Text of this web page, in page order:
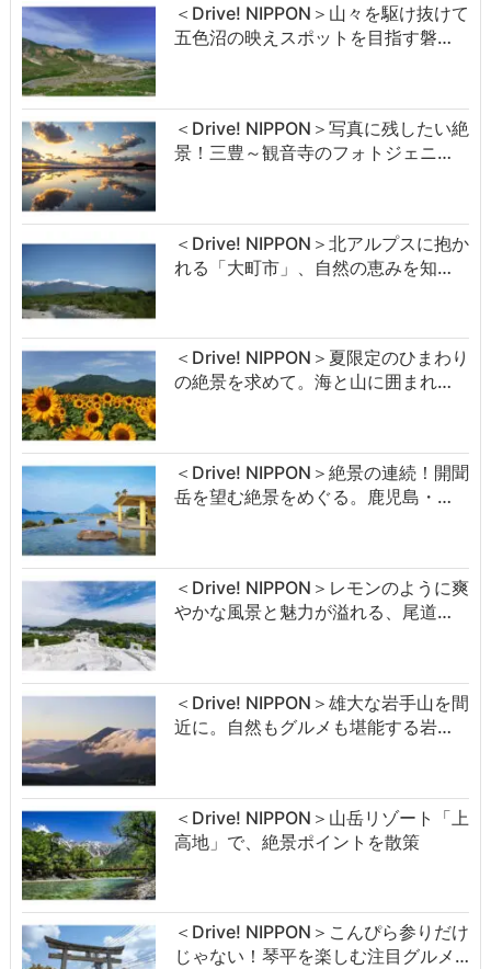
＜Drive! NIPPON＞山々を駆け抜けて
五色沼の映えスポットを目指す磐…
＜Drive! NIPPON＞写真に残したい絶
景！三豊～観音寺のフォトジェニ…
＜Drive! NIPPON＞北アルプスに抱か
れる「大町市」、自然の恵みを知…
＜Drive! NIPPON＞夏限定のひまわり
の絶景を求めて。海と山に囲まれ…
＜Drive! NIPPON＞絶景の連続！開聞
岳を望む絶景をめぐる。鹿児島・…
＜Drive! NIPPON＞レモンのように爽
やかな風景と魅力が溢れる、尾道…
＜Drive! NIPPON＞雄大な岩手山を間
近に。自然もグルメも堪能する岩…
＜Drive! NIPPON＞山岳リゾート「上
高地」で、絶景ポイントを散策
＜Drive! NIPPON＞こんぴら参りだけ
じゃない！琴平を楽しむ注目グルメ…